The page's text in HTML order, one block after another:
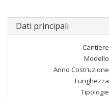
Dati principali
Cantiere
Modello
Anno Costruzione
Lunghezza
Tipologie